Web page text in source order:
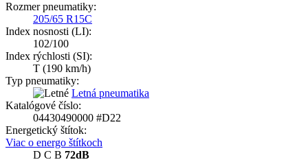
Rozmer pneumatiky:
205/65 R15C
Index nosnosti (LI):
102/100
Index rýchlosti (SI):
T (190 km/h)
Typ pneumatiky:
Letná pneumatika
Katalógové číslo:
04430490000 #D22
Energetický štítok:
Viac o energo štítkoch
D C B 72dB